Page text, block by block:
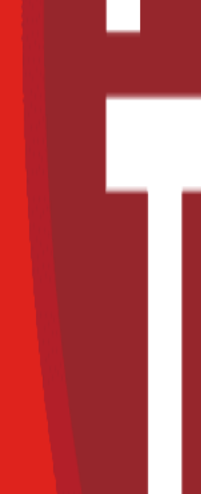
de empaques y maquinaria para